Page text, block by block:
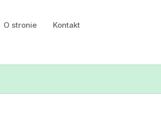
O stronie Kontakt